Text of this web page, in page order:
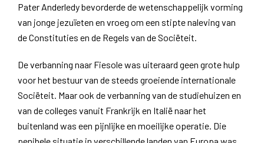
Pater Anderledy bevorderde de wetenschappelijk vorming
van jonge jezuïeten en vroeg om een stipte naleving van
de Constituties en de Regels van de Sociëteit.
De verbanning naar Fiesole was uiteraard geen grote hulp
voor het bestuur van de steeds groeiende internationale
Sociëteit. Maar ook de verbanning van de studiehuizen en
van de colleges vanuit Frankrijk en Italië naar het
buitenland was een pijnlijke en moeilijke operatie. Die